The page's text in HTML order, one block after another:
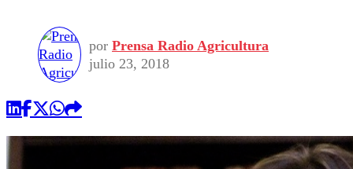
Universidad Católica
Universidad de Chile
Política
Sustentabilidad
por Prensa Radio Agricultura
julio 23, 2018